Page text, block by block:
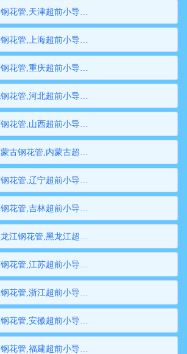
天津地质根管,天津钢花管,天津超前小导管,天津边坡支护管,天津钢管桩,天津隧道注浆管,天津管棚管
上海地质根管,上海钢花管,上海超前小导管,上海边坡支护管,上海钢管桩,上海隧道注浆管,上海管棚管
重庆地质根管,重庆钢花管,重庆超前小导管,重庆边坡支护管,重庆钢管桩,重庆隧道注浆管,重庆管棚管
河北地质根管,河北钢花管,河北超前小导管,河北边坡支护管,河北钢管桩,河北隧道注浆管,河北管棚管
山西地质根管,山西钢花管,山西超前小导管,山西边坡支护管,山西钢管桩,山西隧道注浆管,山西管棚管
内蒙古地质根管,内蒙古钢花管,内蒙古超前小导管,内蒙古边坡支护管,内蒙古钢管桩,内蒙古隧道注浆管,内蒙古管棚管
辽宁地质根管,辽宁钢花管,辽宁超前小导管,辽宁边坡支护管,辽宁钢管桩,辽宁隧道注浆管,辽宁管棚管
吉林地质根管,吉林钢花管,吉林超前小导管,吉林边坡支护管,吉林钢管桩,吉林隧道注浆管,吉林管棚管
黑龙江地质根管,黑龙江钢花管,黑龙江超前小导管,黑龙江边坡支护管,黑龙江钢管桩,黑龙江隧道注浆管,黑龙江管棚管
江苏地质根管,江苏钢花管,江苏超前小导管,江苏边坡支护管,江苏钢管桩,江苏隧道注浆管,江苏管棚管
浙江地质根管,浙江钢花管,浙江超前小导管,浙江边坡支护管,浙江钢管桩,浙江隧道注浆管,浙江管棚管
安徽地质根管,安徽钢花管,安徽超前小导管,安徽边坡支护管,安徽钢管桩,安徽隧道注浆管,安徽管棚管
福建地质根管,福建钢花管,福建超前小导管,福建边坡支护管,福建钢管桩,福建隧道注浆管,福建管棚管